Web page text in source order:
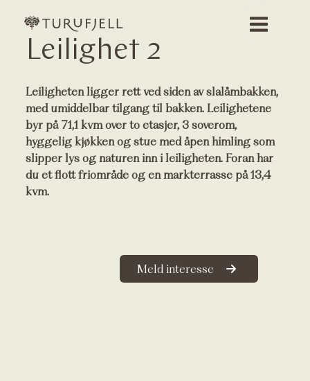
Leilighet 2
Leiligheten ligger rett ved siden av slalåmbakken,
med umiddelbar tilgang til bakken. Leilighetene
byr på 71,1 kvm over to etasjer, 3 soverom,
hyggelig kjøkken og stue med åpen himling som
slipper lys og naturen inn i leiligheten. Foran har
du et flott friområde og en markterrasse på 13,4
kvm.
Meld interesse